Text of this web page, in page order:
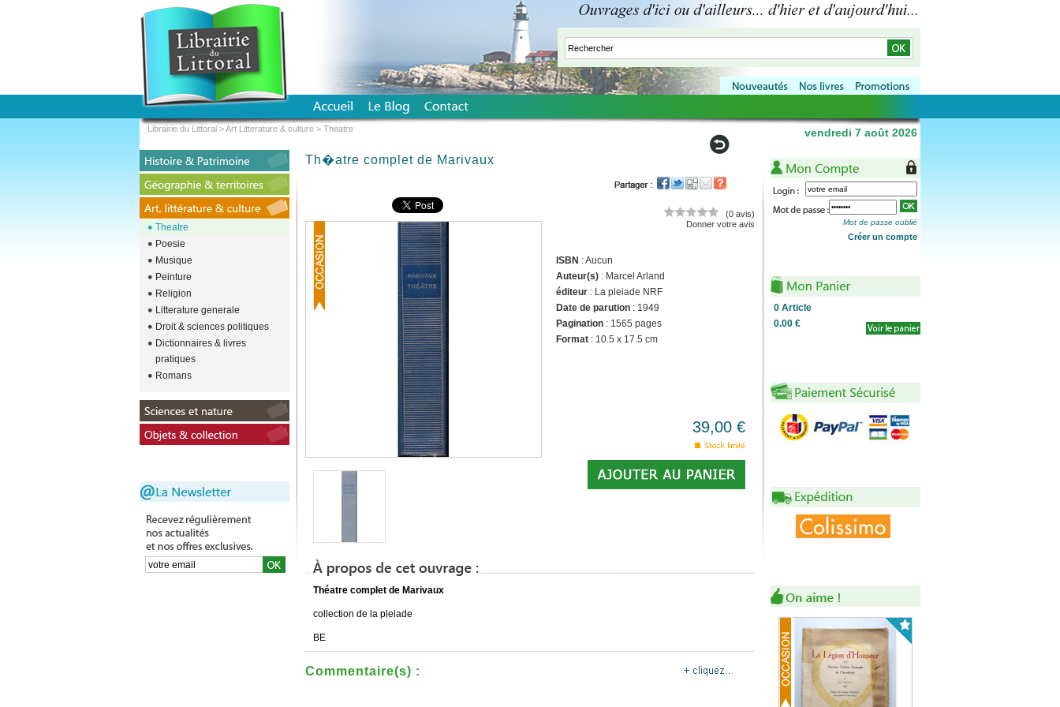
Th�atre complet de Marivaux
(0 avis)
Donner votre avis
ISBN : Aucun
Auteur(s) : Marcel Arland
éditeur : La pleiade NRF
Date de parution : 1949
Pagination : 1565 pages
Format : 10.5 x 17.5 cm
39,00 €
Théatre complet de Marivaux
collection de la pleiade
BE
Commentaire(s) :
Mot de passe oublié
Créer un compte
0 Article
0.00 €
Theatre
Poesie
Musique
Peinture
Religion
Litterature generale
Droit & sciences politiques
Dictionnaires & livres
pratiques
Romans
Librairie du Littoral >Art Litterature & culture > Theatre vendredi 7 août 2026